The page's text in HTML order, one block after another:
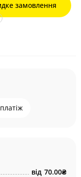
замовлення
від 70.00₴